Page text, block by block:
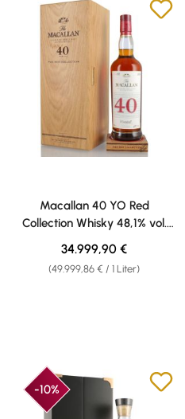
Macallan 40 YO Red
Collection Whisky 48,1% vol.
0,70l
(49.999,86 € / 1 Liter)
Regulärer Preis:
34.999,90 €
-10%